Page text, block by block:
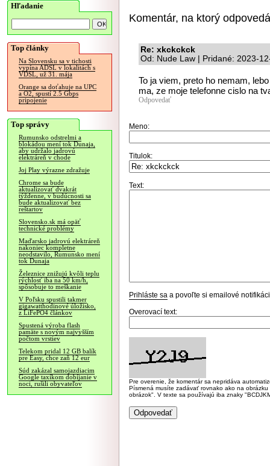
Hľadanie
Top články
Na Slovensku sa v tichosti
vypína ADSL v lokalitách s
VDSL, už 31. mája
Orange sa doťahuje na UPC
a O2, spustí 2.5 Gbps
pripojenie
Top správy
Rumunsko odstrelmi a
blokádou mení tok Dunaja,
aby udržalo jadrovú
elektráreň v chode
Joj Play výrazne zdražuje
Chrome sa bude
aktualizovať dvakrát
týždenne, v budúcnosti sa
bude aktualizovať bez
reštartov
Slovensko.sk má opäť
technické problémy
Maďarsko jadrovú elektráreň
nakoniec kompletne
neodstavilo, Rumunsko mení
tok Dunaja
Železnice znižujú kvôli teplu
rýchlosť iba na 50 km/h,
spôsobuje to meškanie
V Poľsku spustili takmer
gigawatthodinové úložisko,
z LiFePO4 článkov
Spustená výroba flash
pamäte s novým najvyšším
počtom vrstiev
Telekom pridal 12 GB balík
pre Easy, chce zaň 12 eur
Súd zakázal samojazdiacim
Google taxíkom dobíjanie v
noci, rušili obyvateľov
Komentár, na ktorý
Re: xkckckck
Od: Nude Law | Pridané: 2023-
To ja viem, preto ho nemam,
ma, ze moje telefonne cislo na
Odpovedať
Meno:
Titulok:
Text:
Prihláste sa a povoľte si emailové
Overovací text:
Pre overenie, že komentár sa nepridáva
Písmená musíte zadávať rovnako ako na
obrázok". V texte sa používajú iba znaky